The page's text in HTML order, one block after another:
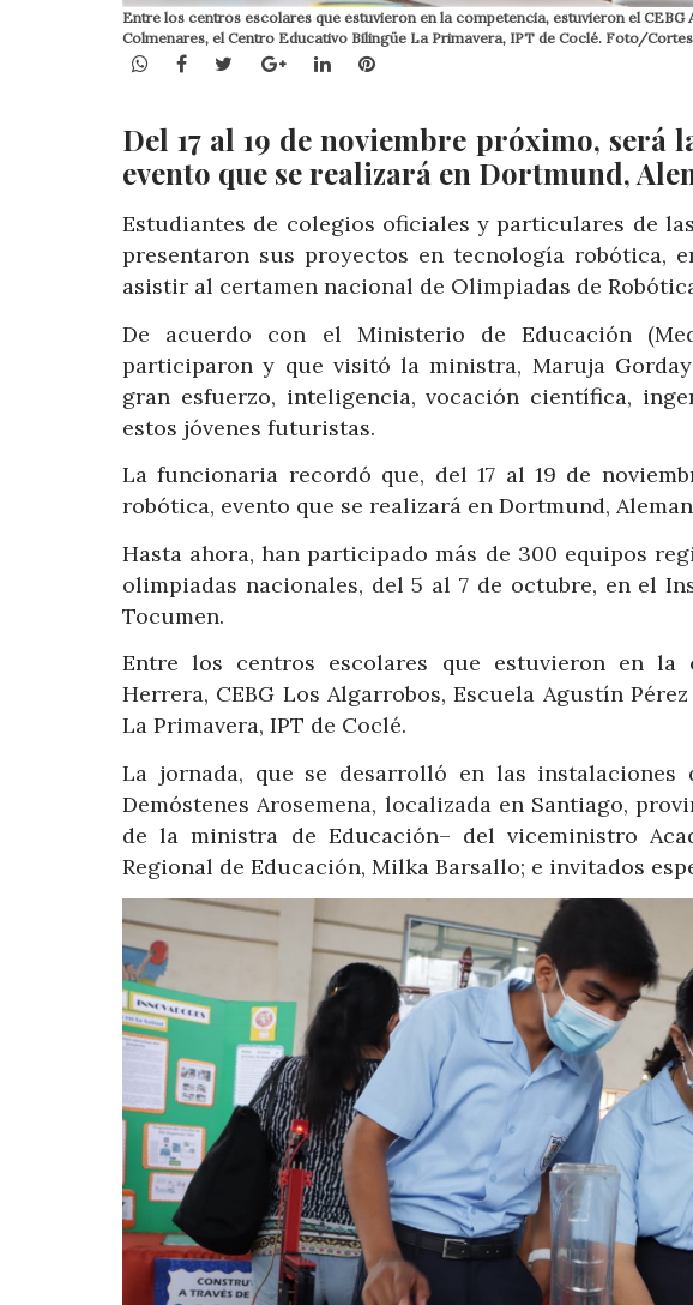
Entre los centros escolares que estuvieron en la competencia, estuvieron el
Colmenares, el Centro Educativo Bilingüe La Primavera, IPT de Coclé. Foto/
WhatsApp
Facebook
TwitterGoogle+LinkedInPinterest
Del 17 al 19 de noviembre próximo,
evento que se realizará en Dortmund,
Estudiantes de colegios oficiales y particulares de
presentaron sus proyectos en tecnología robótica,
asistir al certamen nacional de Olimpiadas de
De acuerdo con el Ministerio de Educación
participaron y que visitó la ministra, Maruja
gran esfuerzo, inteligencia, vocación científica,
estos jóvenes futuristas.
La funcionaria recordó que, del 17 al 19 de
robótica, evento que se realizará en Dortmund,
Hasta ahora, han participado más de 300 equipos
olimpiadas nacionales, del 5 al 7 de octubre, en el
Tocumen.
Entre los centros escolares que estuvieron en la
Herrera, CEBG Los Algarrobos, Escuela Agustín
La Primavera, IPT de Coclé.
La jornada, que se desarrolló en las
Demóstenes Arosemena, localizada en Santiago,
de la ministra de Educación– del viceministro
Regional de Educación, Milka Barsallo; e invitados